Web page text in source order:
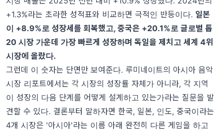
+1.3%라는 초라한 성적표와 비교하면 극적인 반등이다. 일본
이 +8.9%로 성장세를 회복했고, 중국은 +20.1%로 글로벌 톱
20 시장 가운데 가장 빠르게 성장하며 독일을 제치고 세계 4위
시장에 올랐다.
그런데 이 숫자는 단면만 보여준다. 루미네이트의 아시아 음악
시장 리포트에서는 각 시장의 성장률 자체가 아니라, 각 지역
이 성장의 다음 단계를 어떻게 설계하고 있는가라는 질문을 발
견할 수 있다. 결론부터 말하자면 한국, 일본, 인도, 중국이라는
4개 시장은 '아시아'라는 이름 아래 완전히 다른 게임을 하고